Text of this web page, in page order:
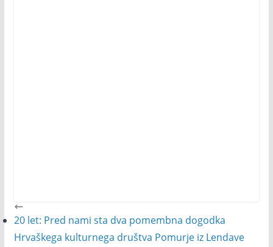
20 let: Pred nami sta dva pomembna dogodka
Hrvaškega kulturnega društva Pomurje iz Lendave